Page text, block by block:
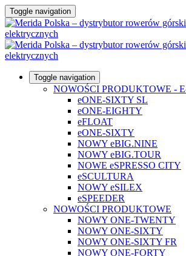
Toggle navigation
Toggle navigation
NOWOŚCI PRODUKTOWE -
eONE-SIXTY SL
eONE-EIGHTY
eFLOAT
eONE-SIXTY
NOWY eBIG.NINE
NOWY eBIG.TOUR
NOWE eSPRESSO CITY
eSCULTURA
NOWY eSILEX
eSPEEDER
NOWOŚCI PRODUKTOWE
NOWY ONE-TWENTY
NOWY ONE-SIXTY
NOWY ONE-SIXTY FR
NOWY ONE-FORTY